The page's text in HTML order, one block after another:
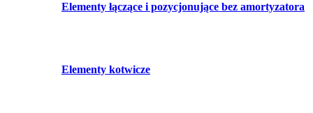
Elementy łączące i pozycjonujące bez amortyzatora
Elementy kotwicze